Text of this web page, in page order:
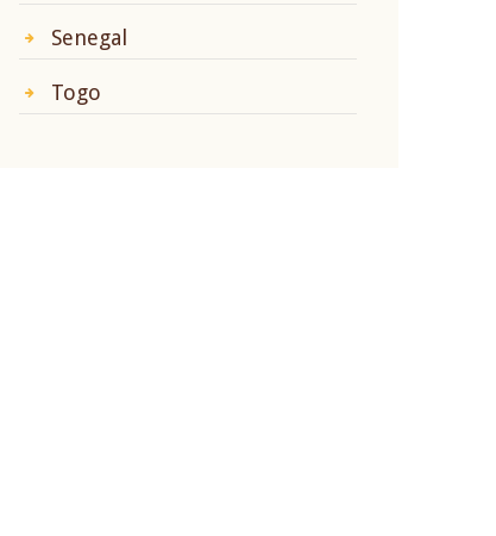
Senegal
Togo